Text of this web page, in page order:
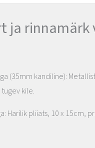
ja rinnamärk
(35mm kandiline):
kile.
Harilik pliiats, 10 x 15cm,